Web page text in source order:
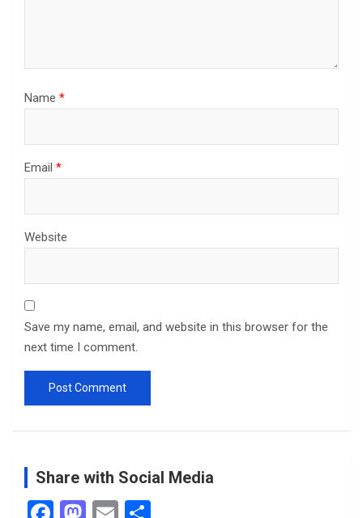
Name *
Email *
Website
Save my name, email, and website in this browser for the
next time I comment.
Share with Social Media